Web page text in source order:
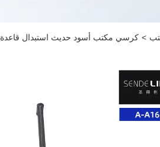
> كرسي مكتب أسود حديث استبدال قاعدة 5 Casters أقدام خشبية إطار حديدي